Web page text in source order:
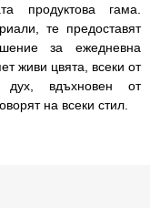
продуктова гама.
те предоставят
за ежедневна
живи цвята, всеки от
дух, вдъхновен от
на всеки стил.